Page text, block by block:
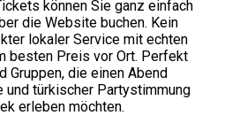
können Sie ganz einfach
die Website buchen. Kein
lokaler Service mit echten
besten Preis vor Ort. Perfekt
Gruppen, die einen Abend
und türkischer Partystimmung
erleben möchten.